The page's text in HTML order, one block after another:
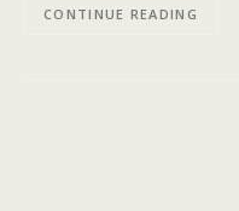
CONTINUE READING